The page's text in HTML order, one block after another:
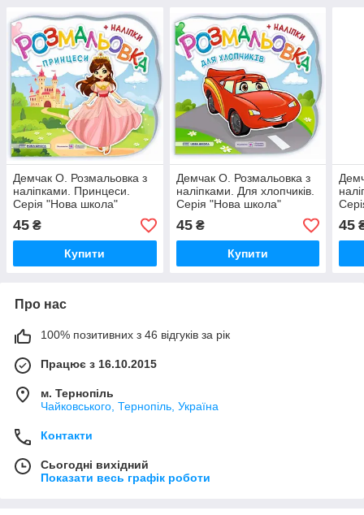
Демчак О. Розмальовка з
наліпками. Принцеси.
Серія "Нова школа"
45 ₴
Купити
Демчак О. Розмальовка з
наліпками. Для хлопчиків.
Серія "Нова школа"
45₴
Купити
45
Про нас
100% позитивних з 46 відгуків за рік
Працює з 16.10.2015
м. Тернопіль
Чайковського, Тернопіль, Україна
Контакти
Сьогодні вихідний
Показати весь графік роботи